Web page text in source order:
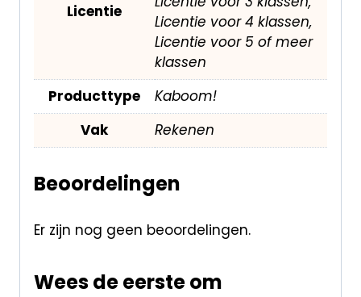
Licentie
Licentie voor 4 klassen,
Licentie voor 5 of meer
klassen
Producttype
Kaboom!
Vak
Rekenen
Beoordelingen
Er zijn nog geen beoordelingen.
Wees de eerste om